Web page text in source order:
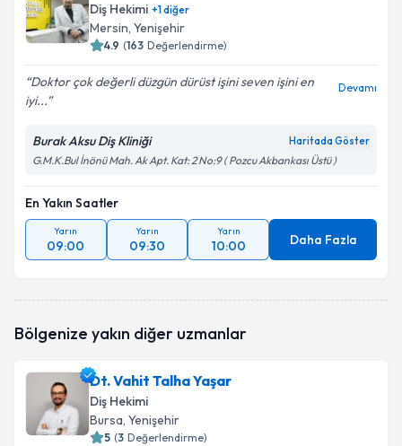
Diş Hekimi +1diğer
Mersin, Yenişehir
4.9 (163 Değerlendirme)
Doktor çok değerli düzgün dürüst işini seven işini en
iyi...
Devamı
Burak Aksu Diş Kliniği Haritada Göster
G.M.K.Bul İnönü Mah. Ak Apt. Kat: 2 No:9 ( Pozcu Akbankası Üstü )
En Yakın Saatler
Yarın
09:00
Yarın
09:30
Yarın
10:00 Daha Fazla
Bölgenize yakın diğer uzmanlar
Dt. Vahit Talha Yaşar
Diş Hekimi
Bursa, Yenişehir
5 (3 Değerlendirme)